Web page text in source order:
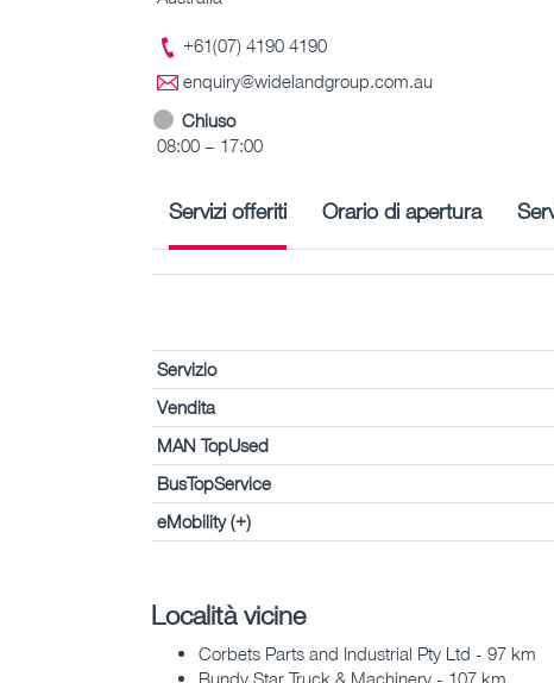
+61(07) 4190 4190
enquiry@widelandgroup.com.au
Chiuso
08:00 – 17:00
Servizi offeriti Orario di apertura
Servizio
Vendita
MAN TopUsed
BusTopService
eMobility (+)
Località vicine
Corbets Parts and Industrial Pty Ltd - 97 km
Bundy Star Truck & Machinery - 107 km